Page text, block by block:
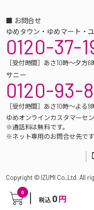
0
税込 0 円
■ お問合せ
ゆめタウン・ゆめマート・
0120-37-
［受付時間］あさ10時～夕方6
サニー
0120-93-
［受付時間］あさ10時～よる9
ゆめオンラインカスタマーセ
※通話料は無料です。
※ネット専用のお問合せ先で
Copyright © IZUMI Co.,Ltd. All